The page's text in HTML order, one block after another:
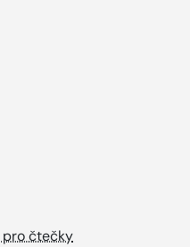
pro čtečky